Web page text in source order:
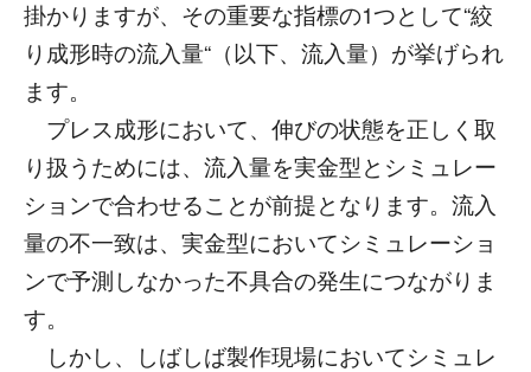
掛かりますが、その重要な指標の1つとして“絞
り成形時の流入量“（以下、流入量）が挙げられ
ます。
プレス成形において、伸びの状態を正しく取
り扱うためには、流入量を実金型とシミュレー
ションで合わせることが前提となります。流入
量の不一致は、実金型においてシミュレーショ
ンで予測しなかった不具合の発生につながりま
す。
しかし、しばしば製作現場においてシミュレ